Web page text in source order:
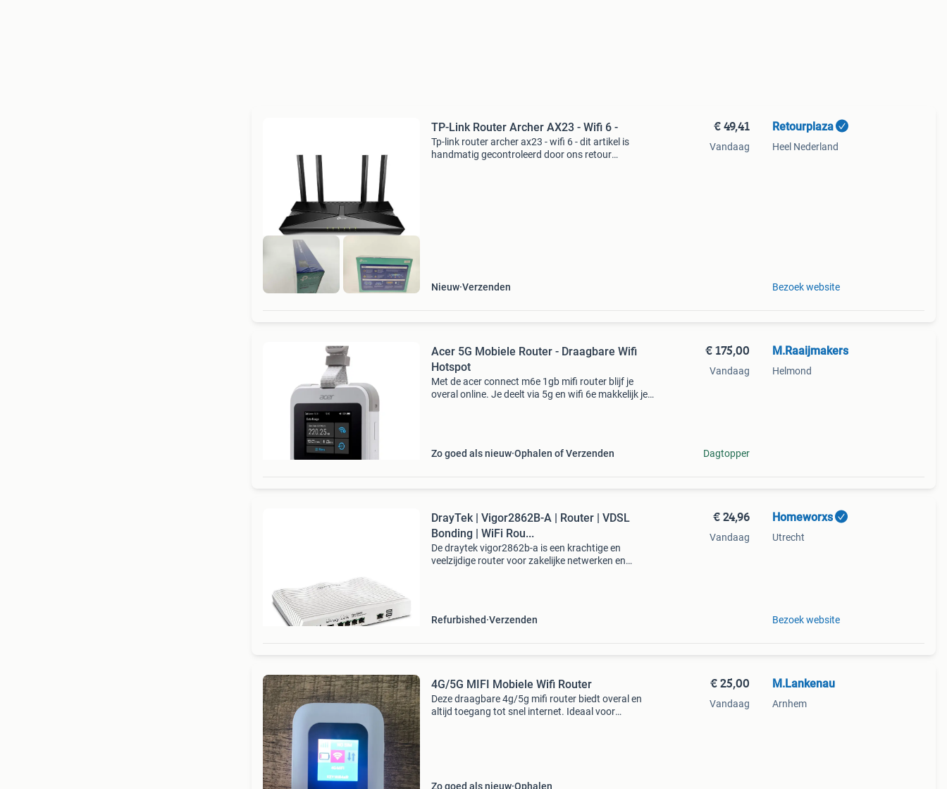
TP-Link Router Archer AX23 - Wifi 6 -
Tp-link router archer ax23 - wifi 6 - dit artikel is
handmatig gecontroleerd door ons retour
Nieuw Verzenden
€ 49,41
Vandaag
Retourplaza
Heel Nederland
Bezoek website
Acer 5G Mobiele Router - Draagbare Wifi
Hotspot
Met de acer connect m6e 1gb mifi router blijf je
overal online. Je deelt via 5g en wifi 6e makkelijk je
Zo goed als nieuw Ophalen of Verzenden
€ 175,00
Vandaag
Dagtopper
M.Raaijmakers
Helmond
DrayTek | Vigor2862B-A | Router | VDSL
Bonding | WiFi Rou...
De draytek vigor2862b-a is een krachtige en
veelzijdige router voor zakelijke netwerken en
Refurbished Verzenden
€ 24,96
Vandaag
Homeworxs
Utrecht
Bezoek website
4G/5G MIFI Mobiele Wifi Router
Deze draagbare 4g/5g mifi router biedt overal en
altijd toegang tot snel internet. Ideaal voor
Zo goed als nieuw Ophalen
€ 25,00
Vandaag
M.Lankenau
Arnhem